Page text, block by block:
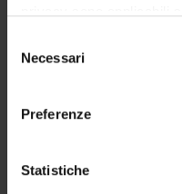
modificare o revocare il
momento dalla
raccogliere
geografica, con
delNecessari
Preferenze
Statistiche
STUDYING
COURSES
TRAINING